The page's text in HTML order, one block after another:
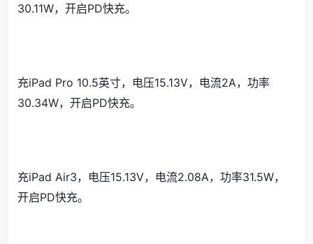
30.11W，开启PD快充。
充iPad Pro 10.5英寸，电压15.13V，电流2A，功率
30.34W，开启PD快充。
充iPad Air3，电压15.13V，电流2.08A，功率31.5W，
开启PD快充。